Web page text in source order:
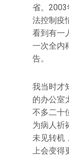
省。
法控制疫
看到有一
一次全内
告。
我当时才
的办公室
不多二十
为病人祈
未见转机
上会变得